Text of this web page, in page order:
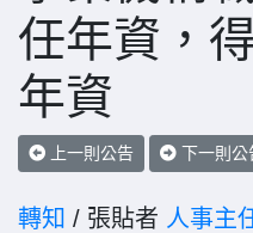
任年資，
年資
上一則公告 下一則公
轉知 / 張貼者 人事主